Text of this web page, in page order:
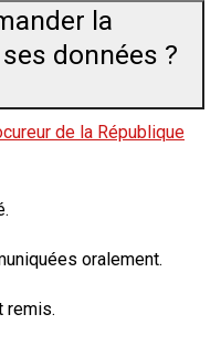
la
données ?
de la République
oralement.
remis.